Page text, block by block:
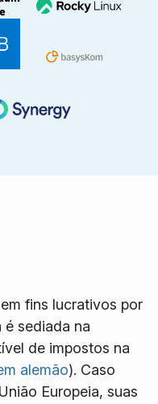
fins lucrativos por
é sediada na
de impostos na
alemão). Caso
Europeia, suas